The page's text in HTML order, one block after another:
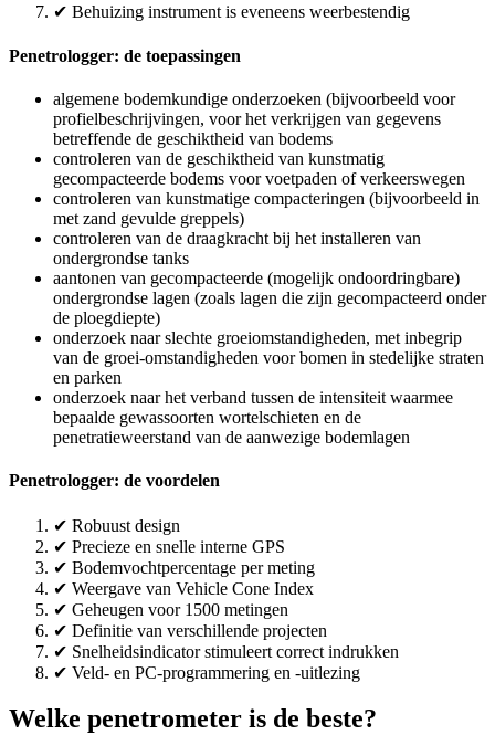
✔ Behuizing instrument is eveneens weerbestendig
Penetrologger: de toepassingen
algemene bodemkundige onderzoeken (bijvoorbeeld voor
profielbeschrijvingen, voor het verkrijgen van gegevens
betreffende de geschiktheid van bodems
controleren van de geschiktheid van kunstmatig
gecompacteerde bodems voor voetpaden of verkeerswegen
controleren van kunstmatige compacteringen (bijvoorbeeld in
met zand gevulde greppels)
controleren van de draagkracht bij het installeren van
ondergrondse tanks
aantonen van gecompacteerde (mogelijk ondoordringbare)
ondergrondse lagen (zoals lagen die zijn gecompacteerd onder
de ploegdiepte)
onderzoek naar slechte groeiomstandigheden, met inbegrip
van de groei-omstandigheden voor bomen in stedelijke straten
en parken
onderzoek naar het verband tussen de intensiteit waarmee
bepaalde gewassoorten wortelschieten en de
penetratieweerstand van de aanwezige bodemlagen
Penetrologger: de voordelen
✔ Robuust design
✔ Precieze en snelle interne GPS
✔ Bodemvochtpercentage per meting
✔ Weergave van Vehicle Cone Index
✔ Geheugen voor 1500 metingen
✔ Definitie van verschillende projecten
✔ Snelheidsindicator stimuleert correct indrukken
✔ Veld- en PC-programmering en -uitlezing
Welke penetrometer is de beste?